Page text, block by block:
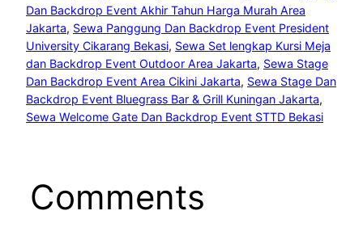
Dan Backdrop Event Akhir Tahun Harga Murah Area
Jakarta, Sewa Panggung Dan Backdrop Event President
University Cikarang Bekasi, Sewa Set lengkap Kursi Meja
dan Backdrop Event Outdoor Area Jakarta, Sewa Stage
Dan Backdrop Event Area Cikini Jakarta, Sewa Stage Dan
Backdrop Event Bluegrass Bar & Grill Kuningan Jakarta
Sewa Welcome Gate Dan Backdrop Event STTD Bekasi
Comments